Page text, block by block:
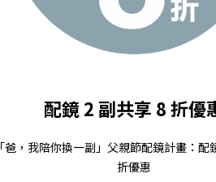
配鏡 2 副共享 8 折優
「爸，我陪你換一副」父親節配鏡計畫：配
折優惠